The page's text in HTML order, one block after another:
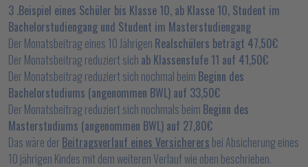
3 .Beispiel eines Schüler bis Klasse 10, ab Klasse 10, Student im
Bachelorstudiengang und Student im Masterstudiengang
Der Monatsbeitrag eines 10 Jährigen Realschülers beträgt 47,50€
Der Monatsbeitrag reduziert sich ab Klassenstufe 11 auf 41,50€
Der Monatsbeitrag reduziert sich nochmal beim Beginn des
Bachelorstudiums (angenommen BWL) auf 33,50€
Der Monatsbeitrag reduziert sich nochmals beim Beginn des
Masterstudiums (angenommen BWL) auf 27,80€
Das wäre der Beitragsverlauf eines Versicherers bei Absicherung eines
10 jährigen Kindes mit dem weiteren Verlauf wie oben beschrieben.